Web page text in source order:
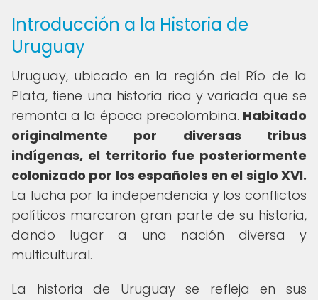
Introducción a la Historia de
Uruguay
Uruguay, ubicado en la región del Río de la
Plata, tiene una historia rica y variada que se
remonta a la época precolombina. Habitado
originalmente por diversas tribus
indígenas, el territorio fue posteriormente
colonizado por los españoles en el siglo XVI.
La lucha por la independencia y los conflictos
políticos marcaron gran parte de su historia,
dando lugar a una nación diversa y
multicultural.
La historia de Uruguay se refleja en sus